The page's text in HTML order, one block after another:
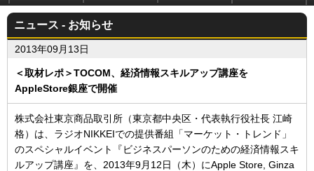
ニュース - お知らせ
2013年09月13日
＜取材レポ＞TOCOM、経済情報スキルアップ講座を
AppleStore銀座で開催
株式会社東京商品取引所（東京都中央区・代表執行役社長 江崎
格）は、ラジオNIKKEIでの提供番組「マーケット・トレンド」
のスペシャルイベント『ビジネスパーソンのための経済情報スキ
ルアップ講座』を、2013年9月12日（木）にApple Store, Ginza